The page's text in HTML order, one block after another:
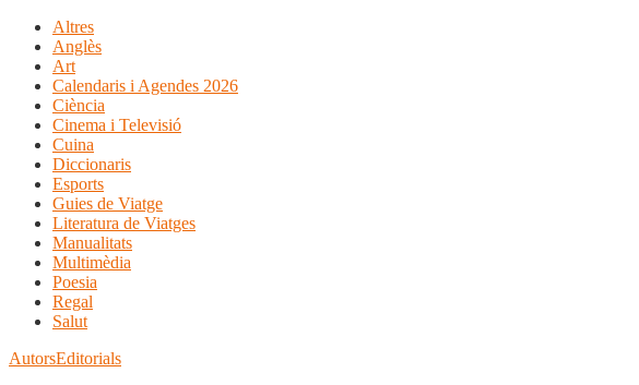
Altres
Anglès
Art
Calendaris i Agendes 2026
Ciència
Cinema i Televisió
Cuina
Diccionaris
Esports
Guies de Viatge
Literatura de Viatges
Manualitats
Multimèdia
Poesia
Regal
Salut
AutorsEditorials